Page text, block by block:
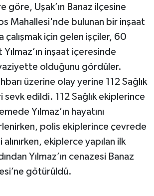
göre, Uşak’ın Banaz ilçesine
Mahallesi'nde bulunan bir inşaat
çalışmak için gelen işçiler, 60
Yılmaz’ın inşaat içeresinde
olduğunu gördüler.
üzerine olay yerine 112 Sağlık
edildi. 112 Sağlık ekiplerince
Yılmaz’ın hayatını
polis ekiplerince çevrede
ekiplerce yapılan ilk
Yılmaz’ın cenazesi Banaz
götürüldü.